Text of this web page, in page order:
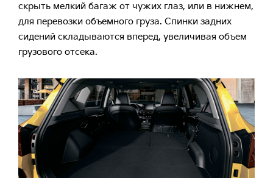
скрыть мелкий багаж от чужих глаз, или в нижнем,
для перевозки объемного груза. Спинки задних
сидений складываются вперед, увеличивая объем
грузового отсека.